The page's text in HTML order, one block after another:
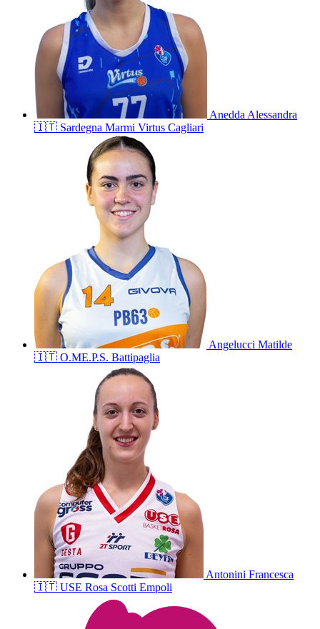
AneddaAlessandra
🇮🇹 Sardegna Marmi Virtus Cagliari
Angelucci Matilde
🇮🇹 O.ME.P.S. Battipaglia
Antonini Francesca
🇮🇹 USE Rosa Scotti Empoli